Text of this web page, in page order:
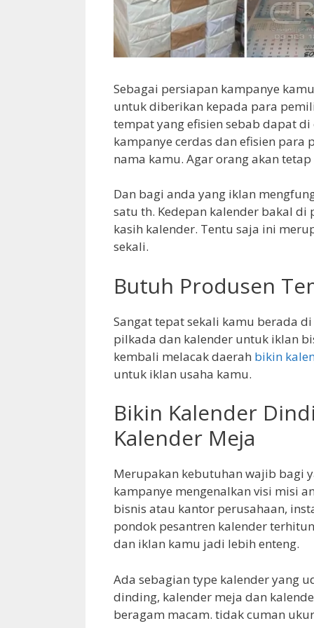
Sebagai persiapan kampanye
untuk diberikan kepada para
tempat yang efisien sebab dapat
kampanye cerdas dan efisien
nama kamu. Agar orang akan
Dan bagi anda yang iklan
satu th. Kedepan kalender bakal
kasih kalender. Tentu saja ini
sekali.
Butuh Produsen
Sangat tepat sekali kamu berada
pilkada dan kalender untuk iklan
kembali melacak daerah bikin
untuk iklan usaha kamu.
Bikin Kalender
Kalender Meja
Merupakan kebutuhan wajib bagi
kampanye mengenalkan visi misi
bisnis atau kantor perusahaan,
pondok pesantren kalender
dan iklan kamu jadi lebih enteng.
Ada sebagian type kalender yang
dinding, kalender meja dan
beragam macam. tidak cuman